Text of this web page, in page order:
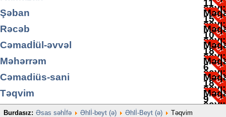
11
15
Şəban
10
Rəcəb
18
Cəmadİül-əvvəl
6
Məhərrəm
18
Cəmadiüs-sani
9
Təqvim
Burdasız: Əsas səhİfə Əhlİ-beyt (ə) Əhlİ-Beyt (ə) Təqvim